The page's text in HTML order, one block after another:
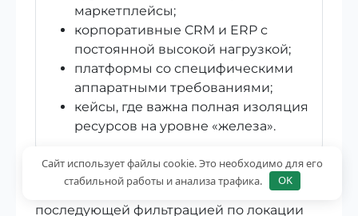
маркетплейсы;
корпоративные CRM и ERP с
постоянной высокой нагрузкой;
платформы со специфическими
аппаратными требованиями;
кейсы, где важна полная изоляция
ресурсов на уровне «железа».
Подбор оптимальной конфигурации
удобно начинать с общего
рейтинга VPS
последующей фильтрацией по локации
Сайт использует файлы cookie. Это необходимо для его
стабильной работы и анализа трафика.
OK